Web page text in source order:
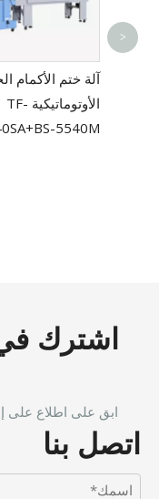
آلة ختم الأكمام
الأوتوماتيكية TF-
5540M
>
اشترك في
ابق على اطلاع على
اتصل بنا